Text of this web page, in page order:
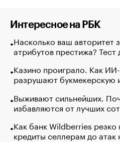
Интересное на РБК
Насколько ваш авторитет
атрибутов престижа? Тест
Казино проиграло. Как
разрушают букмекерскую
Выживают сильнейших.
избавляются от лучших
Как банк Wildberries резко
кредиты селлерам до атак